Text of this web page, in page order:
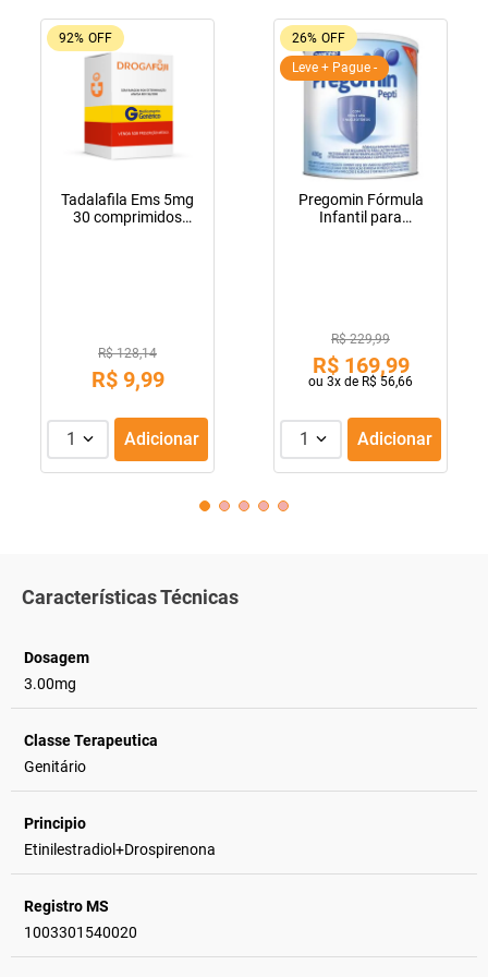
92% OFF
Tadalafila Ems 5mg
30 comprimidos
R$ 128,14
R$ 9,99
1 Adicionar
26% OFF
Leve + Pague -
Pregomin Fórmula
Infantil para
R$ 229,99
R$ 169,99
ou 3x de R$ 56,66
1 Adicionar
Características Técnicas
Dosagem
3.00mg
Classe Terapeutica
Genitário
Principio
Etinilestradiol+Drospirenona
Registro MS
1003301540020